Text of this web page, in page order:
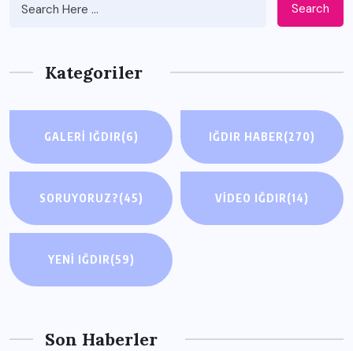
Search
Kategoriler
GALERI IĞDIR(6) IĞDIR HABER(270)
SORUYORUZ?(45) VIDEO IĞDIR(14)
YENI IĞDIR(59)
Son Haberler